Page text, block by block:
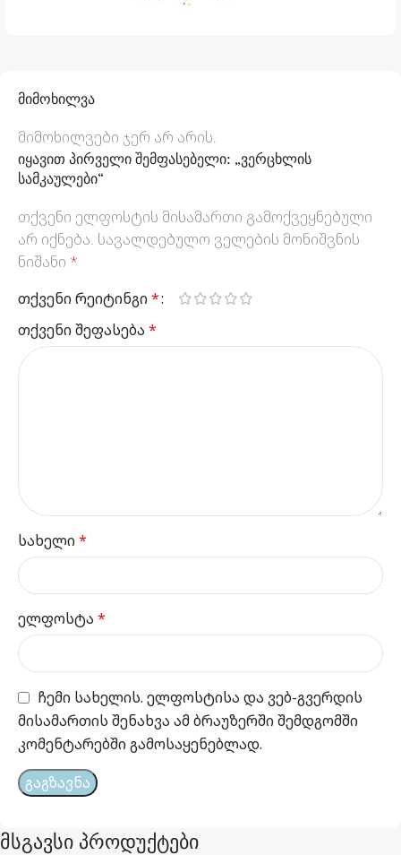
მიმოხილვა
მიმოხილვები ჯერ არ არის.
იყავით პირველი შემფასებელი: „ვერცხლის
სამკაულები“
თქვენი ელფოსტის მისამართი გამოქვეყნებული
არ იქნება. სავალდებულო ველების მონიშვნის
ნიშანი *
თქვენი რეიტინგი*
თქვენი შეფასება *
სახელი*
ელფოსტა *
ჩემი სახელის. ელფოსტისა და ვებ-გვერდის
მისამართის შენახვა ამ ბრაუზერში შემდგომში
კომენტარებში გამოსაყენებლად.
მსგავსი პროდუქტები